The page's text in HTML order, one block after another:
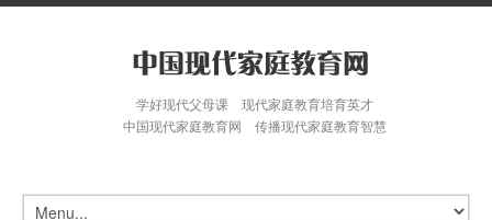
学好现代父母课 现代家庭教育培育英才
中国现代家庭教育网 传播现代家庭教育智慧